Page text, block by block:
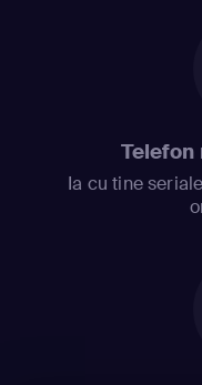
Telefon
Ia cu tine